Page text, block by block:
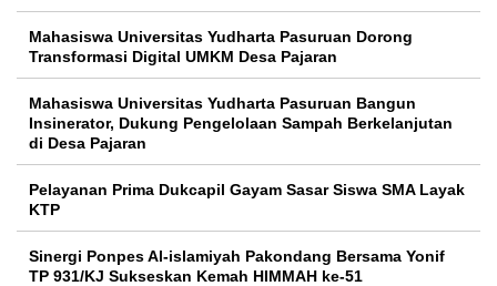
Mahasiswa Universitas Yudharta Pasuruan Dorong
Transformasi Digital UMKM Desa Pajaran
Mahasiswa Universitas Yudharta Pasuruan Bangun
Insinerator, Dukung Pengelolaan Sampah Berkelanjutan
di Desa Pajaran
Pelayanan Prima Dukcapil Gayam Sasar Siswa SMA Layak
KTP
Sinergi Ponpes Al-islamiyah Pakondang Bersama Yonif
TP 931/KJ Sukseskan Kemah HIMMAH ke-51